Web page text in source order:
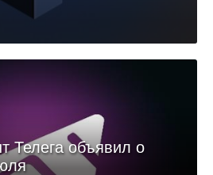
Телега объявил о